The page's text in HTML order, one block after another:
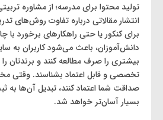
تولید محتوا برای مدرسه؛ از مشاوره
انتشار مقالاتی درباره تفاوت روش‌های
برای کنکور یا حتی راهکارهای برخورد
دانش‌آموزان، باعث می‌شود کاربران به
بیشتری را صرف مطالعه کنند و برندتان
تخصصی و قابل اعتماد بشناسند. وقتی
صداقت شما اعتماد کنند، تبدیل آن‌ها به
بسیار آسان‌تر خواهد شد.